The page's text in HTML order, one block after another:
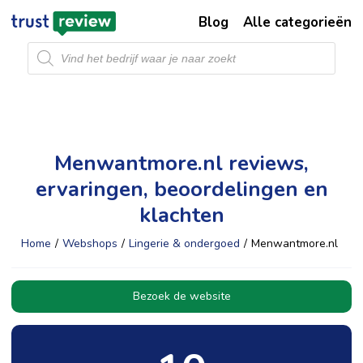
Producten
zoeken
Blog Alle categorieën
Menwantmore.nl reviews,
ervaringen, beoordelingen en
klachten
Home / Webshops / Lingerie & ondergoed / Menwantmore.nl
Bezoek de website